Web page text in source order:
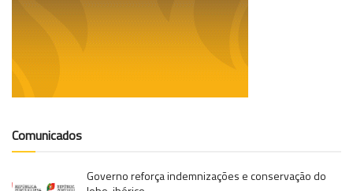
Comunicados
Governo reforça indemnizações e conservação do